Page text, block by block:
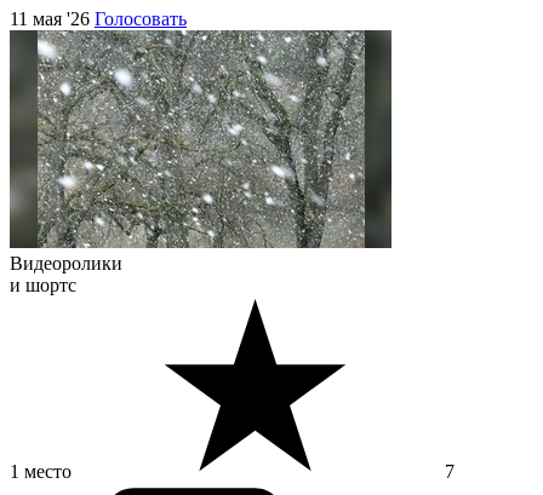
11 мая '26 Голосовать
Видеоролики
и шортс
1 место 7